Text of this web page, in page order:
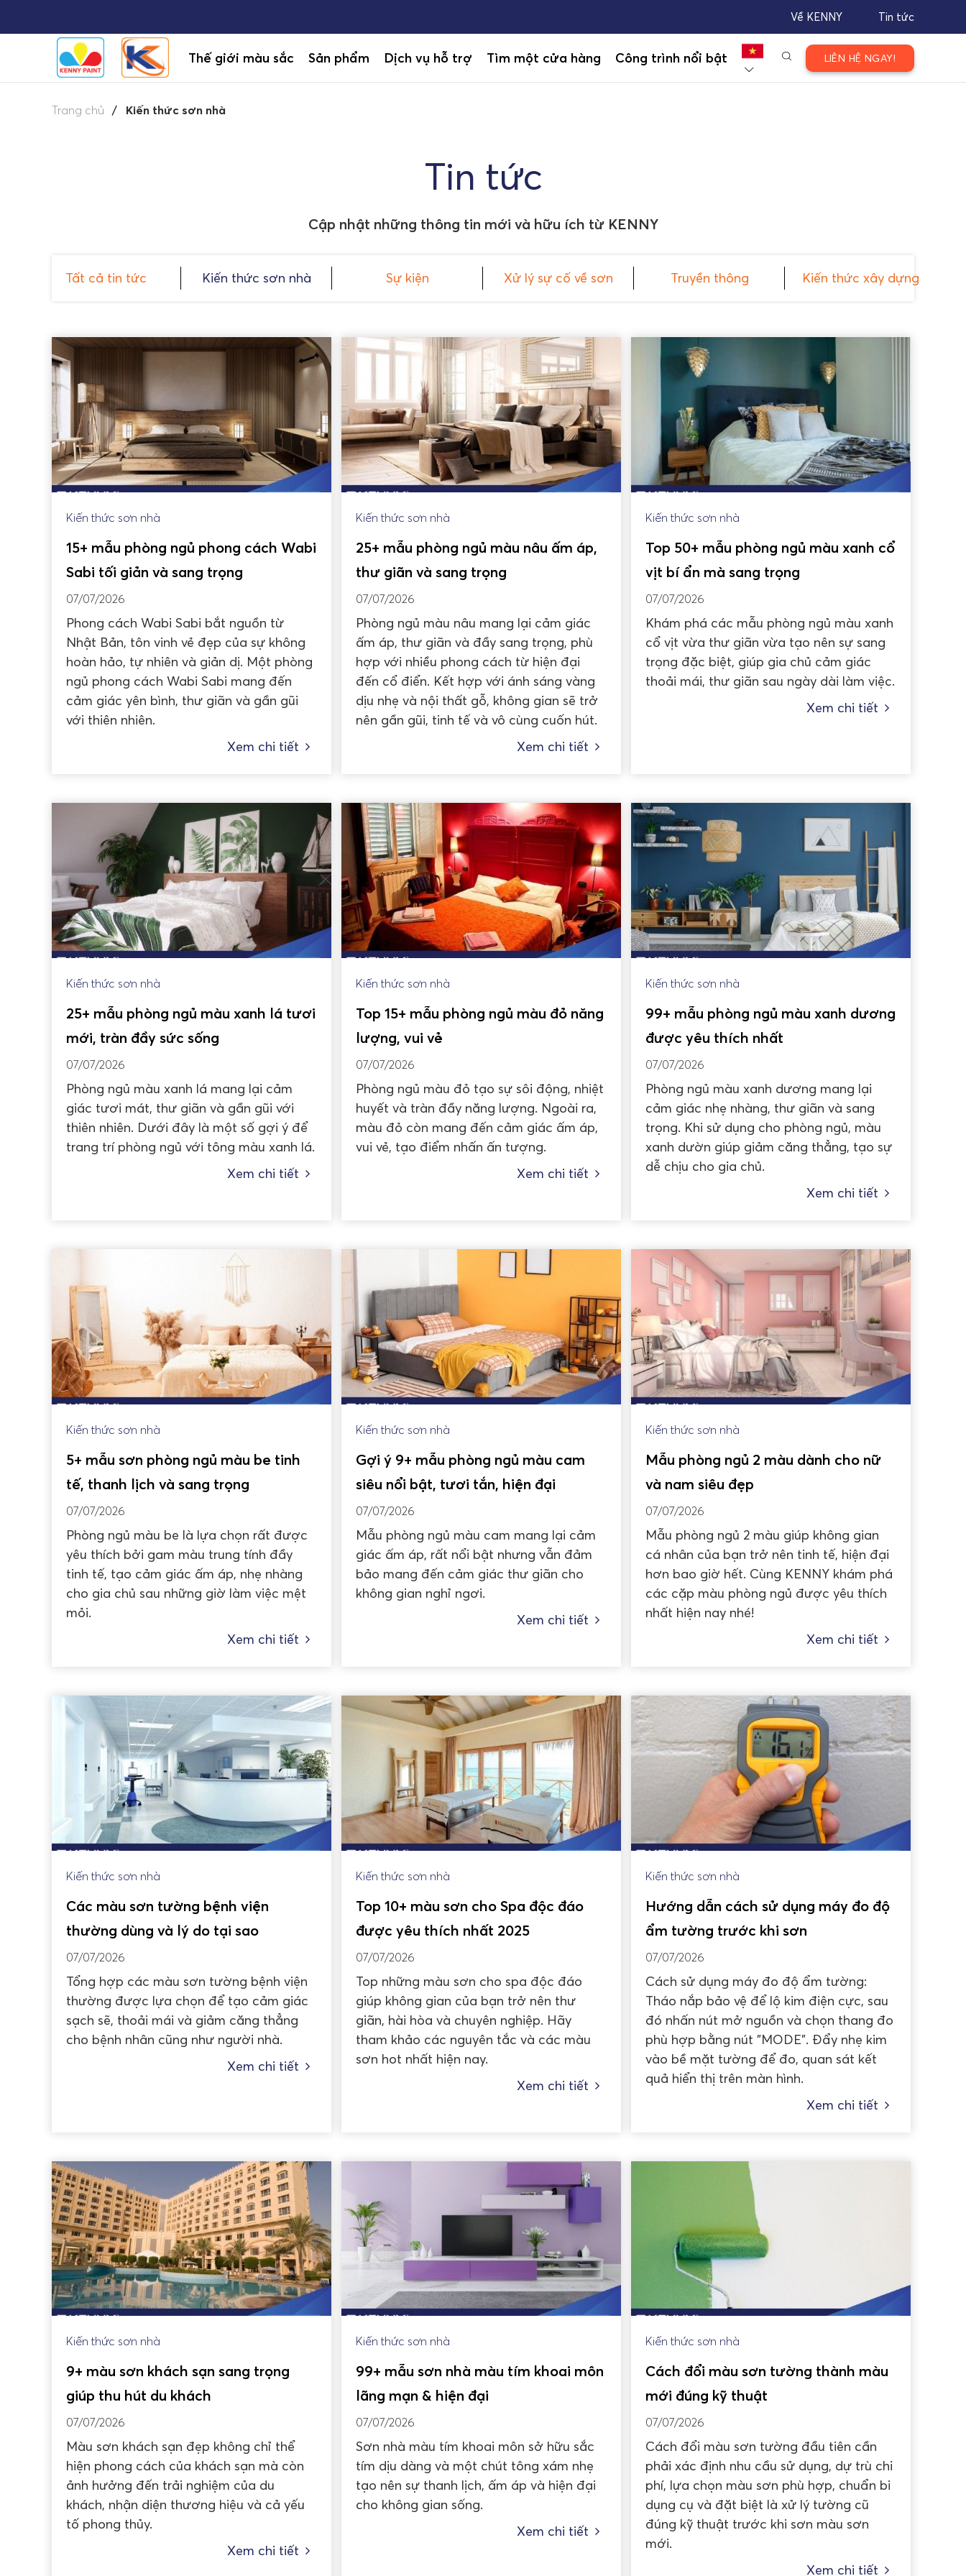
Tin tức
Về KENNY
Thế giới màu sắc Sản phẩm Dịch vụ hỗ trợ Tìm một cửa hàng Công trình nổi bật LIÊN HỆ NGAY!
Trang chủ Kiến thức sơn nhà
Tin tức
Cập nhật những thông tin mới và hữu ích từ KENNY
Tất cả tin tức Kiến thức sơn nhà Sự kiện Xử lý sự cố về sơn Truyền thông Kiến thức xây dựng
Kiến thức sơn nhà
15+ mẫu phòng ngủ phong cách Wabi
Sabi tối giản và sang trọng
07/07/2026
Phong cách Wabi Sabi bắt nguồn từ
Nhật Bản, tôn vinh vẻ đẹp của sự không
hoàn hảo, tự nhiên và giản dị. Một phòng
ngủ phong cách Wabi Sabi mang đến
cảm giác yên bình, thư giãn và gần gũi
với thiên nhiên.
Xem chi tiết
Kiến thức sơn nhà
25+ mẫu phòng ngủ màu nâu ấm áp,
thư giãn và sang trọng
07/07/2026
Phòng ngủ màu nâu mang lại cảm giác
ấm áp, thư giãn và đầy sang trọng, phù
hợp với nhiều phong cách từ hiện đại
đến cổ điển. Kết hợp với ánh sáng vàng
dịu nhẹ và nội thất gỗ, không gian sẽ trở
nên gần gũi, tinh tế và vô cùng cuốn hút.
Xem chi tiết
Kiến thức sơn nhà
Top 50+ mẫu phòng ngủ màu xanh cổ
vịt bí ẩn mà sang trọng
07/07/2026
Khám phá các mẫu phòng ngủ màu xanh
cổ vịt vừa thư giãn vừa tạo nên sự sang
trọng đặc biệt, giúp gia chủ cảm giác
thoải mái, thư giãn sau ngày dài làm việc.
Xem chi tiết
Kiến thức sơn nhà
25+ mẫu phòng ngủ màu xanh lá tươi
mới, tràn đầy sức sống
07/07/2026
Phòng ngủ màu xanh lá mang lại cảm
giác tươi mát, thư giãn và gần gũi với
thiên nhiên. Dưới đây là một số gợi ý để
trang trí phòng ngủ với tông màu xanh lá.
Xem chi tiết
Kiến thức sơn nhà
Top 15+ mẫu phòng ngủ màu đỏ năng
lượng, vui vẻ
07/07/2026
Phòng ngủ màu đỏ tạo sự sôi động, nhiệt
huyết và tràn đầy năng lượng. Ngoài ra,
màu đỏ còn mang đến cảm giác ấm áp,
vui vẻ, tạo điểm nhấn ấn tượng.
Xem chi tiết
Kiến thức sơn nhà
99+ mẫu phòng ngủ màu xanh dương
được yêu thích nhất
07/07/2026
Phòng ngủ màu xanh dương mang lại
cảm giác nhẹ nhàng, thư giãn và sang
trọng. Khi sử dụng cho phòng ngủ, màu
xanh dườn giúp giảm căng thẳng, tạo sự
dễ chịu cho gia chủ.
Xem chi tiết
Kiến thức sơn nhà
5+ mẫu sơn phòng ngủ màu be tinh
tế, thanh lịch và sang trọng
07/07/2026
Phòng ngủ màu be là lựa chọn rất được
yêu thích bởi gam màu trung tính đầy
tinh tế, tạo cảm giác ấm áp, nhẹ nhàng
cho gia chủ sau những giờ làm việc mệt
mỏi.
Xem chi tiết
Kiến thức sơn nhà
Gợi ý 9+ mẫu phòng ngủ màu cam
siêu nổi bật, tươi tắn, hiện đại
07/07/2026
Mẫu phòng ngủ màu cam mang lại cảm
giác ấm áp, rất nổi bật nhưng vẫn đảm
bảo mang đến cảm giác thư giãn cho
không gian nghỉ ngơi.
Xem chi tiết
Kiến thức sơn nhà
Mẫu phòng ngủ 2 màu dành cho nữ
và nam siêu đẹp
07/07/2026
Mẫu phòng ngủ 2 màu giúp không gian
cá nhân của bạn trở nên tinh tế, hiện đại
hơn bao giờ hết. Cùng KENNY khám phá
các cặp màu phòng ngủ được yêu thích
nhất hiện nay nhé!
Xem chi tiết
Kiến thức sơn nhà
Các màu sơn tường bệnh viện
thường dùng và lý do tại sao
07/07/2026
Tổng hợp các màu sơn tường bệnh viện
thường được lựa chọn để tạo cảm giác
sạch sẽ, thoải mái và giảm căng thẳng
cho bệnh nhân cũng như người nhà.
Xem chi tiết
Kiến thức sơn nhà
Top 10+ màu sơn cho Spa độc đáo
được yêu thích nhất 2025
07/07/2026
Top những màu sơn cho spa độc đáo
giúp không gian của bạn trở nên thư
giãn, hài hòa và chuyên nghiệp. Hãy
tham khảo các nguyên tắc và các màu
sơn hot nhất hiện nay.
Xem chi tiết
Kiến thức sơn nhà
Hướng dẫn cách sử dụng máy đo độ
ẩm tường trước khi sơn
07/07/2026
Cách sử dụng máy đo độ ẩm tường:
Tháo nắp bảo vệ để lộ kim điện cực, sau
đó nhấn nút mở nguồn và chọn thang đo
phù hợp bằng nút "MODE". Đẩy nhẹ kim
vào bề mặt tường để đo, quan sát kết
quả hiển thị trên màn hình.
Xem chi tiết
Kiến thức sơn nhà
9+ màu sơn khách sạn sang trọng
giúp thu hút du khách
07/07/2026
Màu sơn khách sạn đẹp không chỉ thể
hiện phong cách của khách sạn mà còn
ảnh hưởng đến trải nghiệm của du
khách, nhận diện thương hiệu và cả yếu
tố phong thủy.
Xem chi tiết
Kiến thức sơn nhà
99+ mẫu sơn nhà màu tím khoai môn
lãng mạn & hiện đại
07/07/2026
Sơn nhà màu tím khoai môn sở hữu sắc
tím dịu dàng và một chút tông xám nhẹ
tạo nên sự thanh lịch, ấm áp và hiện đại
cho không gian sống.
Xem chi tiết
Kiến thức sơn nhà
Cách đổi màu sơn tường thành màu
mới đúng kỹ thuật
07/07/2026
Cách đổi màu sơn tường đầu tiên cần
phải xác định nhu cầu sử dụng, dự trù chi
phí, lựa chọn màu sơn phù hợp, chuẩn bi
dụng cụ và đặt biệt là xử lý tường cũ
đúng kỹ thuật trước khi sơn màu sơn
mới.
Xem chi tiết